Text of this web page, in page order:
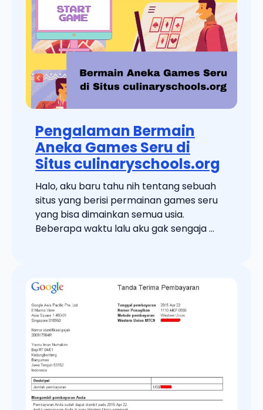
Pengalaman Bermain
Aneka Games Seru di
Situs culinaryschools.org
Halo, aku baru tahu nih tentang sebuah
situs yang berisi permainan games seru
yang bisa dimainkan semua usia.
Beberapa waktu lalu aku gak sengaja ...